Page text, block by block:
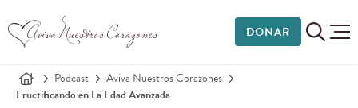
DONAR
Podcast
Aviva Nuestros Corazones
Fructificando en La Edad Avanzada